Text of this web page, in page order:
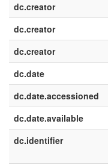
dc.creator
dc.creator
dc.creator
dc.date
dc.date.accessioned
dc.date.available
dc.identifier